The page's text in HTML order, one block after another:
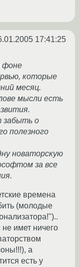
17:41:25
фоне
которые
месяц.
мысли есть
забыть о
полезного
новаторскую
за все
времена
(молодые
не имет ничего
а
есть у